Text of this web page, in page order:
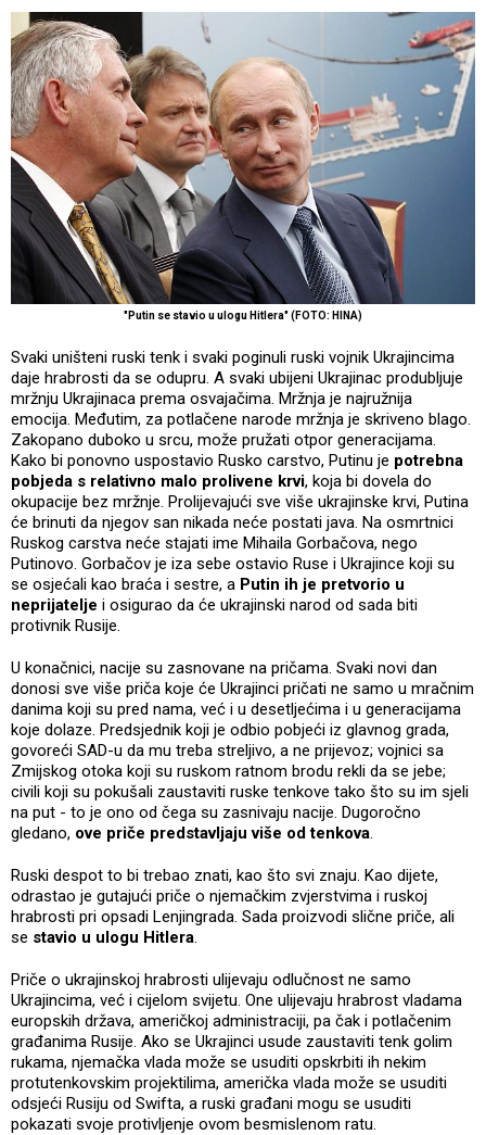
"Putin se stavio u ulogu Hitlera" (FOTO: HINA)
Svaki uništeni ruski tenk i svaki poginuli ruski vojnik Ukrajincima
daje hrabrosti da se odupru. A svaki ubijeni Ukrajinac produbljuje
mržnju Ukrajinaca prema osvajačima. Mržnja je najružnija
emocija. Međutim, za potlačene narode mržnja je skriveno blago.
Zakopano duboko u srcu, može pružati otpor generacijama.
Kako bi ponovno uspostavio Rusko carstvo, Putinu je potrebna
pobjeda s relativno malo prolivene krvi, koja bi dovela do
okupacije bez mržnje. Prolijevajući sve više ukrajinske krvi, Putina
će brinuti da njegov san nikada neće postati java. Na osmrtnici
Ruskog carstva neće stajati ime Mihaila Gorbačova, nego
Putinovo. Gorbačov je iza sebe ostavio Ruse i Ukrajince koji su
se osjećali kao braća i sestre, a Putin ih je pretvorio u
neprijatelje i osigurao da će ukrajinski narod od sada biti
protivnik Rusije.
U konačnici, nacije su zasnovane na pričama. Svaki novi dan
donosi sve više priča koje će Ukrajinci pričati ne samo u mračnim
danima koji su pred nama, već i u desetljećima i u generacijama
koje dolaze. Predsjednik koji je odbio pobjeći iz glavnog grada,
govoreći SAD-u da mu treba streljivo, a ne prijevoz; vojnici sa
Zmijskog otoka koji su ruskom ratnom brodu rekli da se jebe;
civili koji su pokušali zaustaviti ruske tenkove tako što su im sjeli
na put - to je ono od čega su zasnivaju nacije. Dugoročno
gledano, ove priče predstavljaju više od tenkova
Ruski despot to bi trebao znati, kao što svi znaju. Kao dijete,
odrastao je gutajući priče o njemačkim zvjerstvima i ruskoj
hrabrosti pri opsadi Lenjingrada. Sada proizvodi slične priče, ali
se stavio u ulogu Hitlera
Priče o ukrajinskoj hrabrosti ulijevaju odlučnost ne samo
Ukrajincima, već i cijelom svijetu. One ulijevaju hrabrost vladama
europskih država, američkoj administraciji, pa čak i potlačenim
građanima Rusije. Ako se Ukrajinci usude zaustaviti tenk golim
rukama, njemačka vlada može se usuditi opskrbiti ih nekim
protutenkovskim projektilima, američka vlada može se usuditi
odsjeći Rusiju od Swifta, a ruski građani mogu se usuditi
pokazati svoje protivljenje ovom besmislenom ratu.